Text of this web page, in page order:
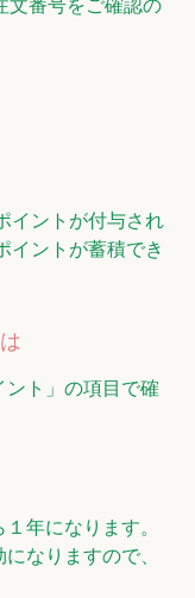
文番号をご確認の
イントが付与され
イントが蓄積でき
ント」の項目で確
年になります。
なりますので、